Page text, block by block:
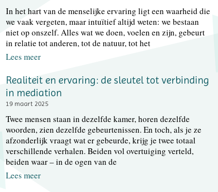
In het hart van de menselijke ervaring ligt een waarheid die
we vaak vergeten, maar intuïtief altijd weten: we bestaan
niet op onszelf. Alles wat we doen, voelen en zijn, gebeurt
in relatie tot anderen, tot de natuur, tot het
Lees meer
Realiteit en ervaring: de sleutel tot verbinding
in mediation
19 maart 2025
Twee mensen staan in dezelfde kamer, horen dezelfde
woorden, zien dezelfde gebeurtenissen. En toch, als je ze
afzonderlijk vraagt wat er gebeurde, krijg je twee totaal
verschillende verhalen. Beiden vol overtuiging verteld,
beiden waar – in de ogen van de
Lees meer